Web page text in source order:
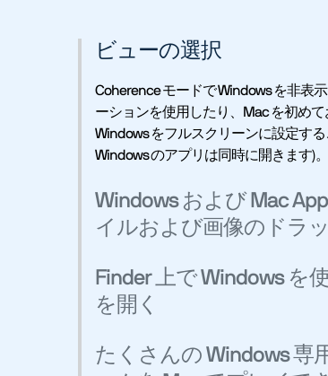
ビューの選択
Coherence モードで Windows を非表
ーションを使用したり、Mac を初めて
Windows をフルスクリーンに設定す
Windows のアプリは同時に開きます)。
Windows および Mac
イルおよび画像のドラ
Finder 上で Windows を
を開く
たくさんの Windows 専